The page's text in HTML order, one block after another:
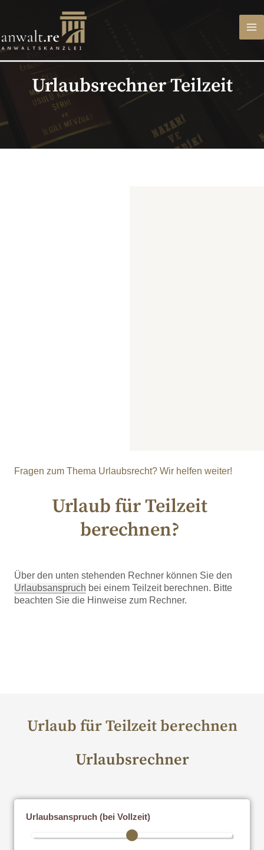
Urlaubsrechner Teilzeit
Fragen zum Thema Urlaubsrecht? Wir helfen weiter!
Urlaub für Teilzeit
berechnen?
Über den unten stehenden Rechner können Sie den
Urlaubsanspruch bei einem Teilzeit berechnen. Bitte
beachten Sie die Hinweise zum Rechner.
Urlaub für Teilzeit berechnen
Urlaubsrechner
Urlaubsanspruch (bei Vollzeit)